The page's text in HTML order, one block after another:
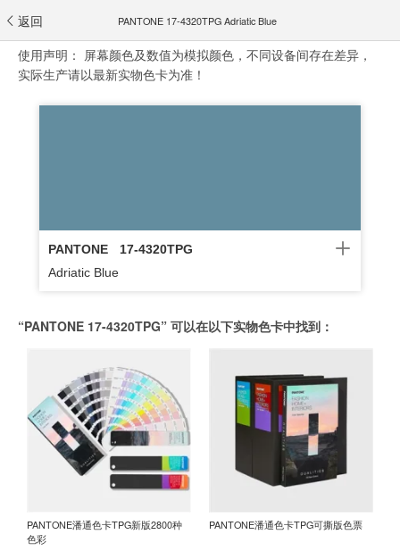
返回 PANTONE 17-4320TPG Adriatic Blue
使用声明： 屏幕颜色及数值为模拟颜色，不同设备间存在差异，
实际生产请以最新实物色卡为准！
PANTONE
17-4320TPG
Adriatic Blue
“PANTONE 17-4320TPG” 可以在以下实物色卡中找到：
PANTONE潘通色卡TPG新版2800种
色彩
PANTONE潘通色卡TPG可撕版色票